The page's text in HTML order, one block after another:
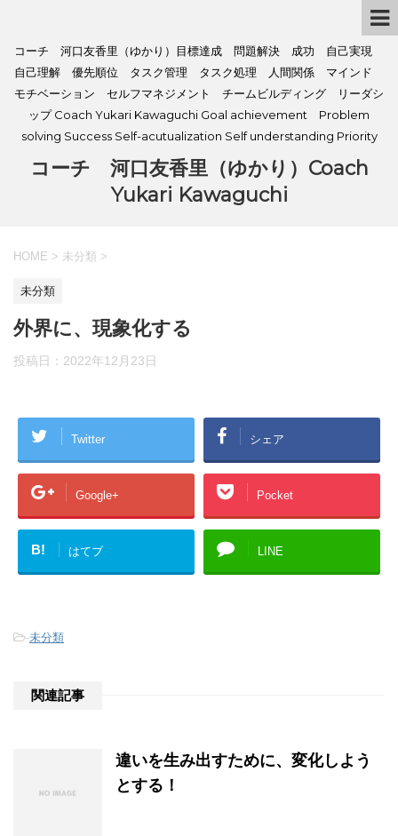
コーチ 河口友香里（ゆかり）目標達成 問題解決 成功 自己実現
自己理解 優先順位 タスク管理 タスク処理 人間関係 マインド
モチベーション セルフマネジメント チームビルディング リーダシ
ップ Coach Yukari Kawaguchi Goal achievement Problem
solving Success Self-acutualization Self understanding Priority
コーチ 河口友香里（ゆかり）Coach
Yukari Kawaguchi
HOME > 未分類 >
未分類
外界に、現象化する
投稿日： 2022年12月23日
Twitter シェア
Google+ Pocket
B! はてブ LINE
-未分類
関連記事
違いを生み出すために、変化しよう
とする！